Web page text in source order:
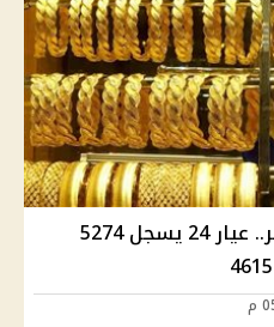
أسعار الذهب اليوم في مصر.. عيار 24 يسجل 5274